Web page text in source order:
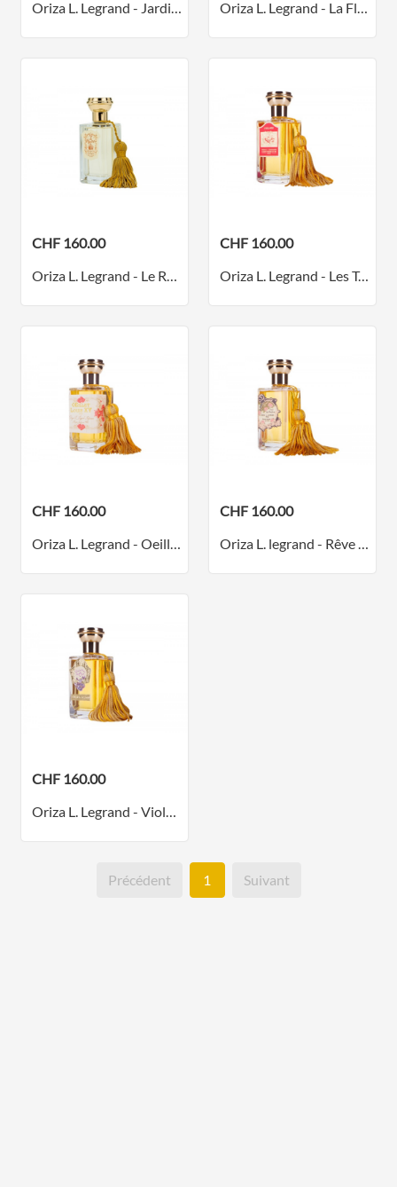
Oriza L. Legrand - Jardins d'Armide - Parfum Oriza L. Legrand - La Fleur d'Oranger - Parfum
CHF 160.00
Oriza L. Legrand - Le Régent - Parfum
CHF 160.00
Oriza L. Legrand - Les Tourterelles de Zelmis - Parfum
CHF 160.00
Oriza L. Legrand - Oeillet Louis XV - Parfum
CHF 160.00
Oriza L. legrand - Rêve d'Ossian - Parfum
CHF 160.00
Oriza L. Legrand - Violettes du Czar - Parfum
Précédent 1 Suivant